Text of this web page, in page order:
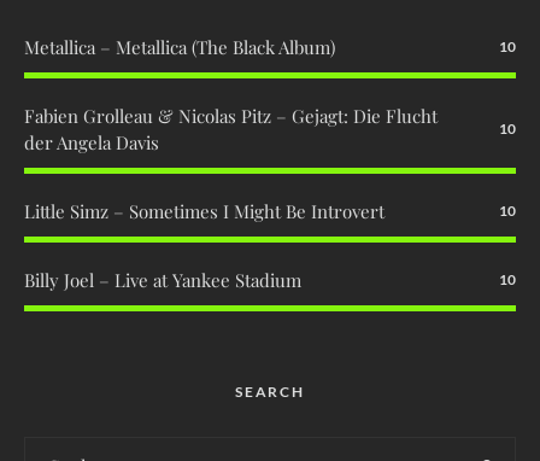
Metallica – Metallica (The Black Album) 10
Fabien Grolleau & Nicolas Pitz – Gejagt: Die Flucht
der Angela Davis
10
Little Simz – Sometimes I Might Be Introvert 10
Billy Joel – Live at Yankee Stadium 10
SEARCH